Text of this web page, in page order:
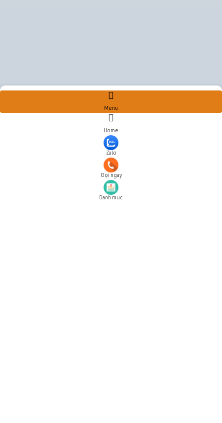
Menu
Home
Zalo
Gọi ngay
Danh mục